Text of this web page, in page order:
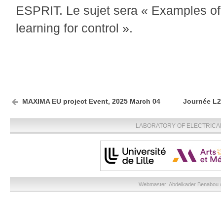
ESPRIT. Le sujet sera « Examples
learning for control ».
MAXIMA EU project Event, 2025 March 04 Journée
LABORATORY OF
Webmaster: Abdelkader Benabou